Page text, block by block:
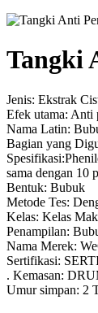
Tangki
Jenis: Ekstrak
Efek utama: Anti
Nama Latin:
Bagian yang
sama dengan 10
Bentuk: Bubuk
Metode Tes:
Kelas: Kelas
Penampilan:
Nama Merek:
Sertifikasi:
. Kemasan:
Umur simpan: 2